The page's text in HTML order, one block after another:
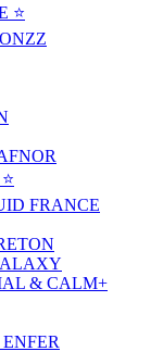
⭐️
FRANCE
& CALM+